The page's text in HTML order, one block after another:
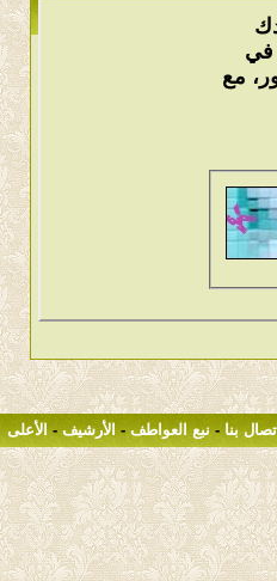
في
مع
بنا - نبع العواطف - الأرشيف - الأعلى